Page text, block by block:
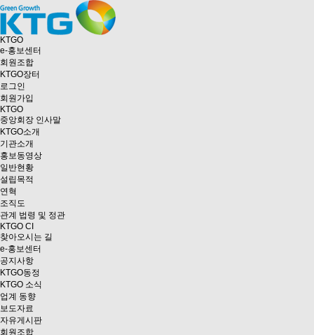
KTGO
e-홍보센터
회원조합
KTGO장터
로그인
회원가입
KTGO
중앙회장 인사말
KTGO소개
기관소개
홍보동영상
일반현황
설립목적
연혁
조직도
관계 법령 및 정관
KTGO CI
찾아오시는 길
e-홍보센터
공지사항
KTGO동정
KTGO 소식
업계 동향
보도자료
자유게시판
회원조합